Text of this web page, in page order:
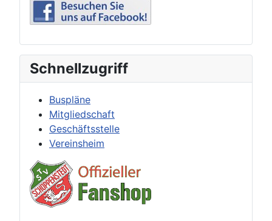
Schnellzugriff
Buspläne
Mitgliedschaft
Geschäftsstelle
Vereinsheim